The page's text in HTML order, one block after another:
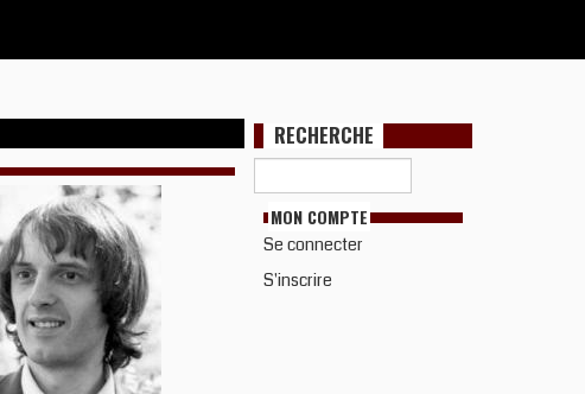
RECHERCHE
MON COMPTE
Se connecter
S'inscrire